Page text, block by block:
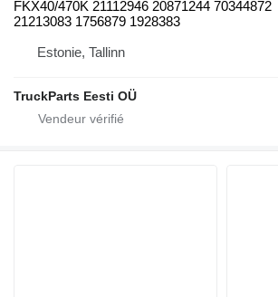
FKX40/470K 21112946 20871244 70344872
21213083 1756879 1928383
Estonie, Tallinn
TruckParts Eesti OÜ